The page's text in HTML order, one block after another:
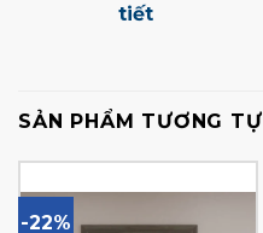
tiết
SẢN PHẨM TƯƠNG TỰ
-22%